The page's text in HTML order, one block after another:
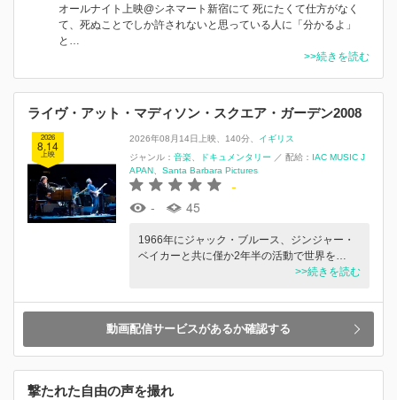
オールナイト上映@シネマート新宿にて 死にたくて仕方がなく
て、死ぬことでしか許されないと思っている人に「分かるよ」
と…
>>続きを読む
ライヴ・アット・マディソン・スクエア・ガーデン2008
2026
8.14
上映
2026年08月14日上映 140分
イギリス
ジャンル： 音楽 ドキュメンタリー ／ 配給： IAC MUSIC J
APAN
Santa Barbara Pictures
-
- 45
1966年にジャック・ブルース、ジンジャー・
ベイカーと共に僅か2年半の活動で世界を…
>>続きを読む
動画配信サービスがあるか確認する
撃たれた⾃由の声を撮れ